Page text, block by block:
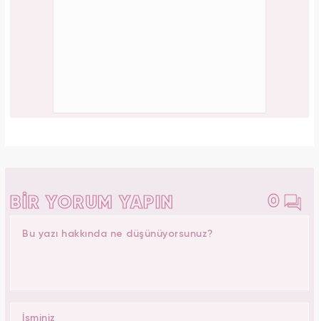
BİR YORUM YAPIN 0